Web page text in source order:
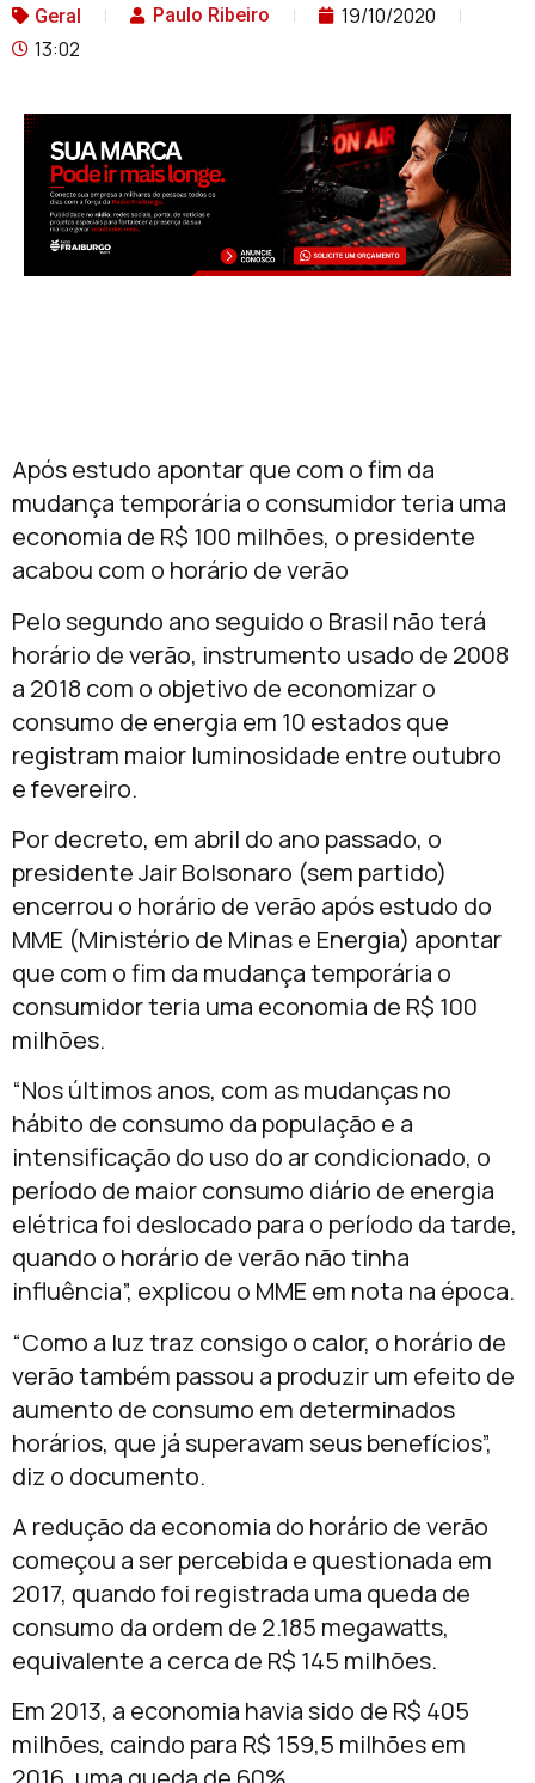
Geral Paulo Ribeiro
19/10/2020
13:02
Após estudo apontar que com o fim da
mudança temporária o consumidor teria uma
economia de R$ 100 milhões, o presidente
acabou com o horário de verão
Pelo segundo ano seguido o Brasil não terá
horário de verão, instrumento usado de 2008
a 2018 com o objetivo de economizar o
consumo de energia em 10 estados que
registram maior luminosidade entre outubro
e fevereiro.
Por decreto, em abril do ano passado, o
presidente Jair Bolsonaro (sem partido)
encerrou o horário de verão após estudo do
MME (Ministério de Minas e Energia) apontar
que com o fim da mudança temporária o
consumidor teria uma economia de R$ 100
milhões.
“Nos últimos anos, com as mudanças no
hábito de consumo da população e a
intensificação do uso do ar condicionado, o
período de maior consumo diário de energia
elétrica foi deslocado para o período da tarde,
quando o horário de verão não tinha
influência”, explicou o MME em nota na época.
“Como a luz traz consigo o calor, o horário de
verão também passou a produzir um efeito de
aumento de consumo em determinados
horários, que já superavam seus benefícios”,
diz o documento.
A redução da economia do horário de verão
começou a ser percebida e questionada em
2017, quando foi registrada uma queda de
consumo da ordem de 2.185 megawatts,
equivalente a cerca de R$ 145 milhões.
Em 2013, a economia havia sido de R$ 405
milhões, caindo para R$ 159,5 milhões em